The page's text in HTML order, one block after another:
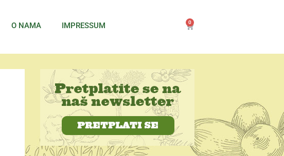
O NAMA IMPRESSUM 0